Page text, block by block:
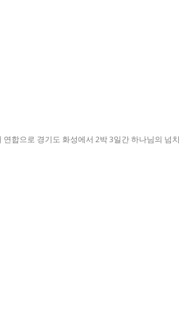
합으로 경기도 화성에서 2박 3일간 하나님의 넘